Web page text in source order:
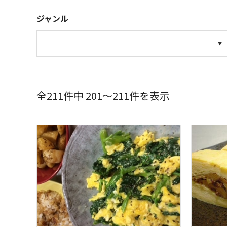
ジャンル
全211件中 201～211件を表示